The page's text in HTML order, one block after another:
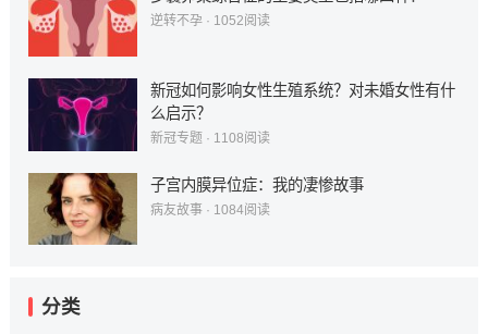
逆转不孕· 1052阅读
新冠如何影响女性生殖系统？对未婚女性有什
么启示？
新冠专题 · 1108阅读
子宫内膜异位症：我的凄惨故事
病友故事· 1084阅读
分类